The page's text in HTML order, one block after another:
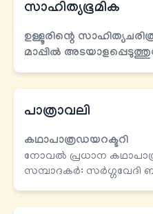
സാഹിത്യഭൂമിക
ഉള്ളൂരിന്റെ
മാപ്പില്‍
പാത്രാവലി
കഥാപാത്രഡയറക്ടറി
നോവല്‍ പ്രധാന
സമ്പാദകർ: സര്‍ഗ്ഗവേദി